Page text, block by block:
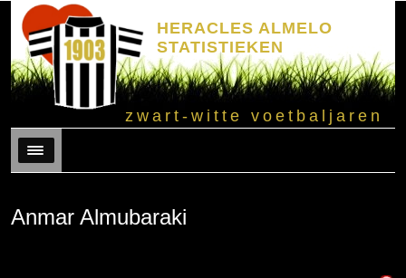
HERACLES ALMELO
STATISTIEKEN
zwart-witte voetbaljaren
Menu
Anmar Almubaraki